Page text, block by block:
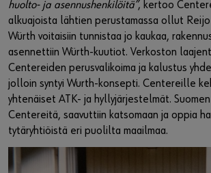
huolto- ja asennushenkilöitä”, kertoo
alkuajoista lähtien perustamassa ollut Reijo
Würth voitaisiin tunnistaa jo kaukaa,
asennettiin Würth-kuutiot. Verkoston
Centereiden perusvalikoima ja kalustus
jolloin syntyi Wurth-konsepti. Centereille
yhtenäiset ATK- ja hyllyjärjestelmät.
Centereitä, saavuttiin katsomaan ja oppia
tytäryhtiöistä eri puolilta maailmaa.